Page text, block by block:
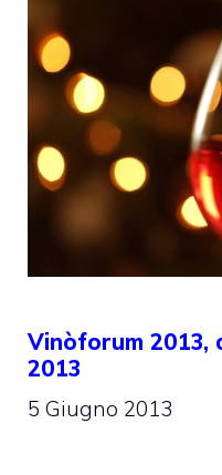
Vinòforum 2013,
2013
5 Giugno 2013